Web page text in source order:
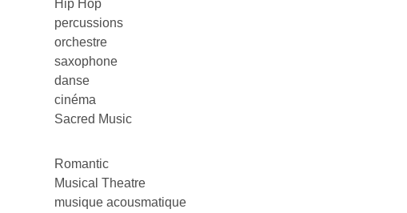
Hip Hop
percussions
orchestre
saxophone
danse
cinéma
Sacred Music
Romantic
Musical Theatre
musique acousmatique